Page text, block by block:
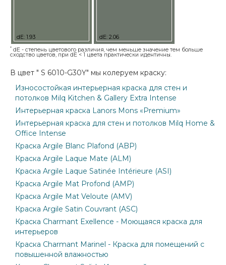
dE: 1.93 dE: 2.06
* dE - степень цветового различия, чем меньше значение тем больше
сходство цветов, при dE < 1 цвета практически идентичны.
В цвет " S 6010-G30Y" мы колеруем краску:
Износостойкая интерьерная краска для стен и
потолков Milq Kitchen & Gallery Extra Intense
Интерьерная краска Lanors Mons «Premium»
Интерьерная краска для стен и потолков Milq Home &
Office Intense
Краска Argile Blanc Plafond (ABP)
Краска Argile Laque Mate (ALM)
Краска Argile Laque Satinée Intérieure (ASI)
Краска Argile Mat Profond (AMP)
Краска Argile Mat Veloute (AMV)
Краска Argile Satin Couvrant (ASC)
Краска Charmant Exellence - Моющаяся краска для
интерьеров
Краска Charmant Marinel - Краска для помещений с
повышенной влажностью